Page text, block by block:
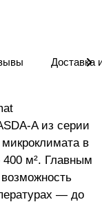
Доставка
A из серии
в
м². Главным
— до